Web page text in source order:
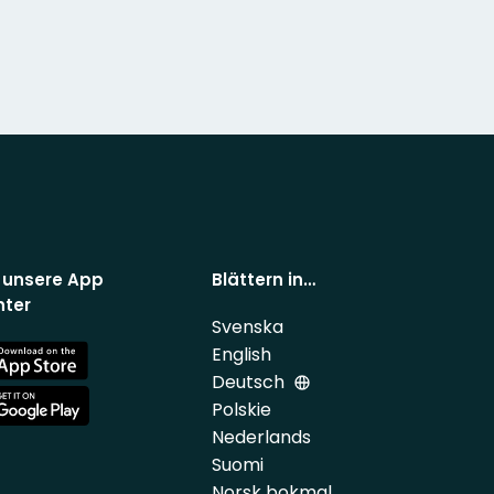
App
Blättern in…
Svenska
English
Deutsch
Polskie
Nederlands
Suomi